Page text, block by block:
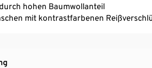
hohen Baumwollanteil
mit kontrastfarbenen